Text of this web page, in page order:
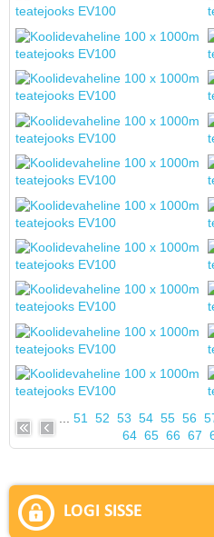
51 52 53 54 55 56
64 65 66 67
LOGI SISSE